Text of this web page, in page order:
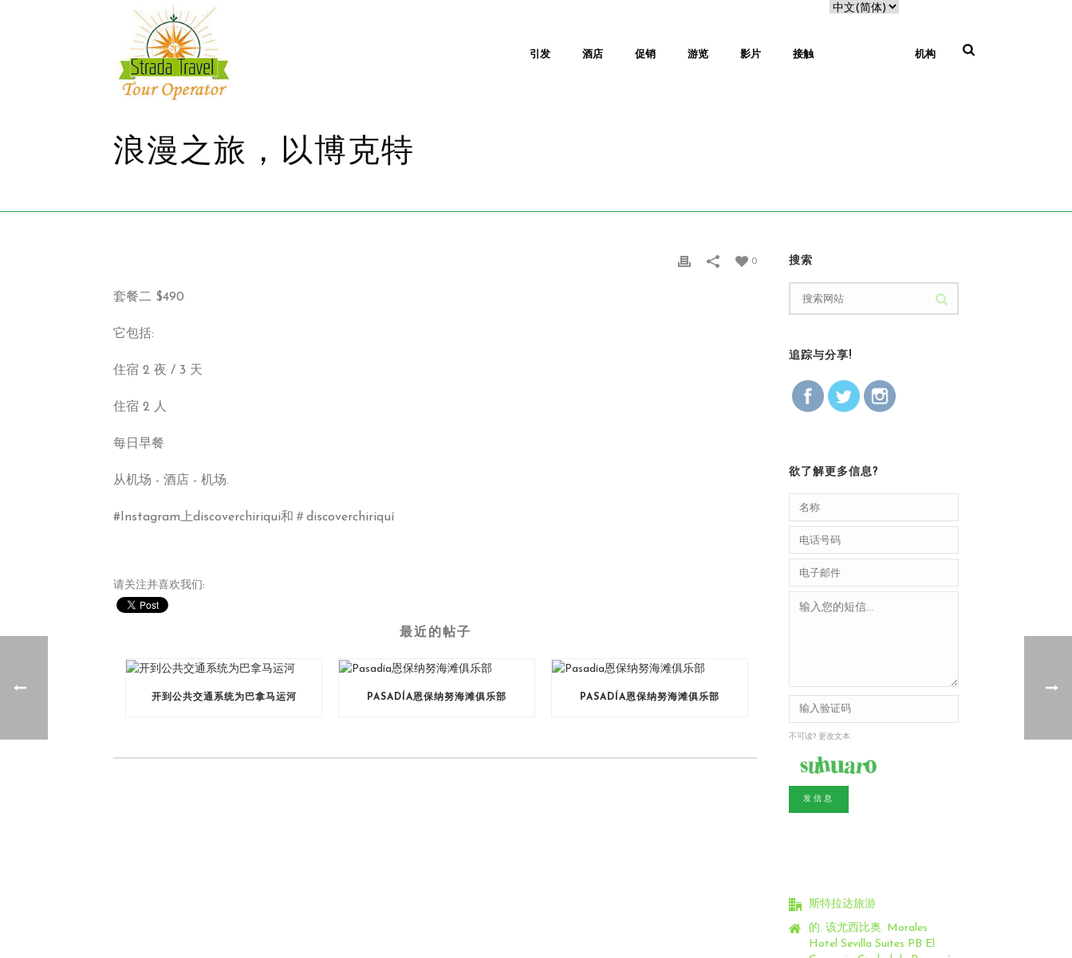
引发 酒店 促销 游览 影片 接触 机构
浪漫之旅，以博克特
0
套餐二 $490
它包括:
住宿 2 夜 / 3 天
住宿 2 人
每日早餐
从机场 - 酒店 - 机场.
#Instagram上discoverchiriqui和＃discoverchiriquí
请关注并喜欢我们:
最近的帖子
开到公共交通系统为巴拿马运河 PASADÍA恩保纳努海滩俱乐部 PASADÍA恩保纳努海滩俱乐部
搜索
追踪与分享!
欲了解更多信息?
不可读? 更改文本.
发信息
斯特拉达旅游
的. 该尤西比奥. Morales
Hotel Sevilla Suites PB El